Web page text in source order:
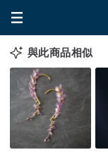
與此商品相似